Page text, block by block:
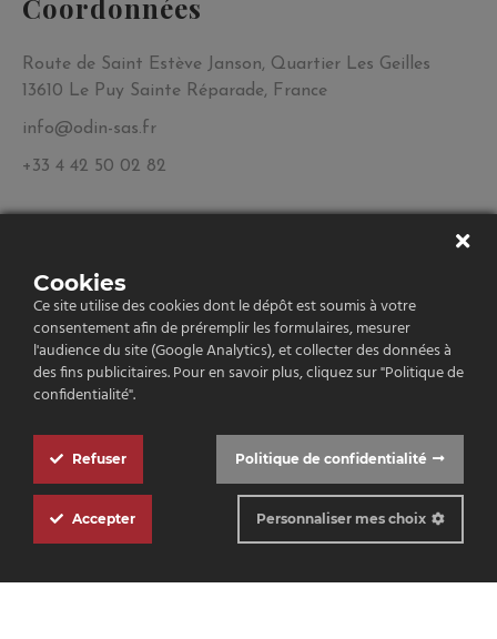
Coordonnées
Route de Saint Estève Janson, Quartier Les Geilles
13610 Le Puy Sainte Réparade, France
info@odin-sas.fr
+33 4 42 50 02 82
Qui sommes-nous ?
Nos vins
Contact
Copyright 2026
Politique de confidentialité
Cookie
Box
Cookies
Ce site utilise des cookies dont le dépôt est soumis à votre
consentement afin de préremplir les formulaires, mesurer
l'audience du site (Google Analytics), et collecter des données à
des fins publicitaires. Pour en savoir plus, cliquez sur "Politique de
confidentialité".
Politique de confidentialité
Refuser
Accepter Personnaliser mes choix